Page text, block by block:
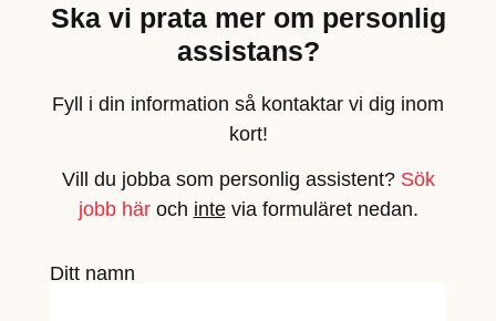
Ska vi prata mer om personlig
assistans?
Fyll i din information så kontaktar vi dig inom
kort!
Vill du jobba som personlig assistent? Sök
jobb häroch intevia formuläret nedan.
Ditt namn